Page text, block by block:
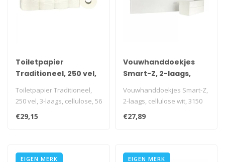
Toiletpapier
Traditioneel, 250 vel,
rollen
Toiletpapier Traditioneel,
250 vel, 3-laags, cellulose, 56
rollen
i.v.m. transp..
€29,15
Vouwhanddoekjes
Smart-Z, 2-laags,
stuks
Vouwhanddoekjes Smart-Z,
2-laags, cellulose wit, 3150
stuks
i.v.m. transportkos..
€27,89
EIGEN MERK EIGEN MERK